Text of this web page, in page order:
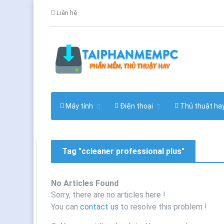
Liên hệ
Máy tính Điện thoại Thủ thuật
Tag "ccleaner professional plus"
No Articles Found
Sorry, there are no articles here !
You can contact us to resolve this problem !